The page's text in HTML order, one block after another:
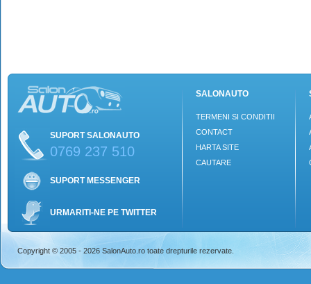
SUPORT SALONAUTO
0769 237 510
SUPORT MESSENGER
URMARITI-NE PE TWITTER
SALONAUTO
TERMENI SI CONDITII
CONTACT
HARTA SITE
CAUTARE
Copyright © 2005 - 2026 SalonAuto.ro toate drepturile rezervate.